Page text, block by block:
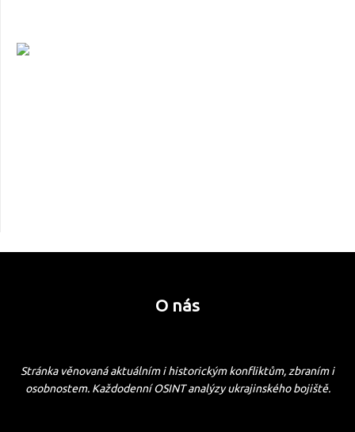
O nás
Stránka věnovaná aktuálním i historickým konfliktům, zbraním i
osobnostem. Každodenní OSINT analýzy ukrajinského bojiště.